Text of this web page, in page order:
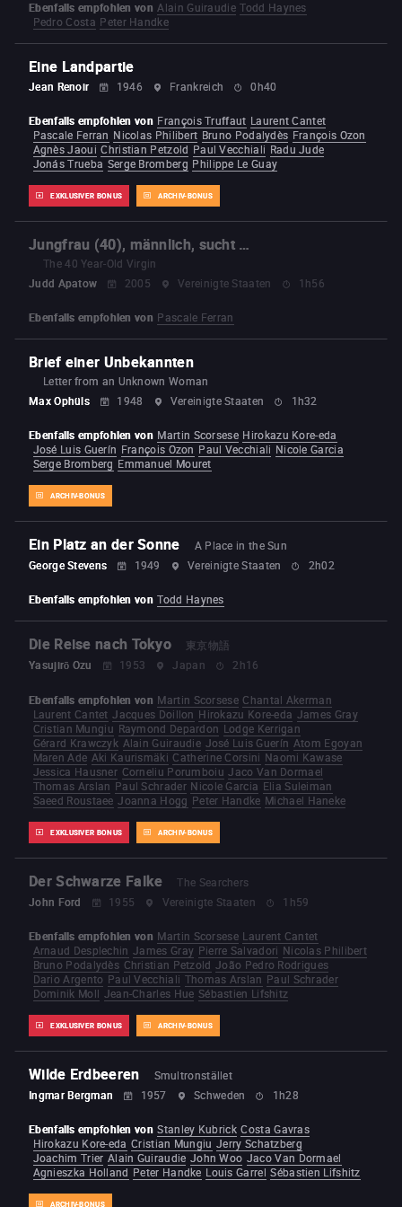
Ebenfalls empfohlen von Alain Guiraudie Todd Haynes
Pedro Costa Peter Handke
Eine Landpartie
Jean Renoir 1946 Frankreich 0h40
EXKLUSIVER BONUS ARCHIV-BONUS
Ebenfalls empfohlen von François Truffaut Laurent Cantet
Pascale Ferran Nicolas Philibert Bruno Podalydès François Ozon
Agnès Jaoui Christian Petzold Paul Vecchiali Radu Jude
Jonás Trueba Serge Bromberg Philippe Le Guay
Jungfrau (40), männlich, sucht …
The 40 Year-Old Virgin
Judd Apatow
2005 Vereinigte Staaten 1h56
Ebenfalls empfohlen von Pascale Ferran
Brief einer Unbekannten
Letter from an Unknown Woman
Max Ophüls
1948 Vereinigte Staaten 1h32
ARCHIV-BONUS
Ebenfalls empfohlen von Martin Scorsese Hirokazu Kore-eda
José Luis Guerín François Ozon Paul Vecchiali Nicole Garcia
Serge Bromberg Emmanuel Mouret
Ein Platz an der Sonne
A Place in the Sun
George Stevens
1949 Vereinigte Staaten 2h02
Ebenfalls empfohlen von Todd Haynes
Die Reise nach Tokyo
東京物語
Yasujirō Ozu
1953 Japan 2h16
EXKLUSIVER BONUS ARCHIV-BONUS
Ebenfalls empfohlen von Martin Scorsese Chantal Akerman
Laurent Cantet Jacques Doillon Hirokazu Kore-eda James Gray
Cristian Mungiu Raymond Depardon Lodge Kerrigan
Gérard Krawczyk Alain Guiraudie José Luis Guerín Atom Egoyan
Maren Ade Aki Kaurismäki Catherine Corsini Naomi Kawase
Jessica Hausner Corneliu Porumboiu Jaco Van Dormael
Thomas Arslan Paul Schrader Nicole Garcia Elia Suleiman
Saeed Roustaee Joanna Hogg Peter Handke Michael Haneke
Der Schwarze Falke
The Searchers
John Ford
1955 Vereinigte Staaten 1h59
EXKLUSIVER BONUS ARCHIV-BONUS
Ebenfalls empfohlen von Martin Scorsese Laurent Cantet
Arnaud Desplechin James Gray Pierre Salvadori Nicolas Philibert
Bruno Podalydès Christian Petzold João Pedro Rodrigues
Dario Argento Paul Vecchiali Thomas Arslan Paul Schrader
Dominik Moll Jean-Charles Hue Sébastien Lifshitz
Wilde Erdbeeren
Smultronstället
Ingmar Bergman
1957 Schweden 1h28
ARCHIV-BONUS
Ebenfalls empfohlen von Stanley Kubrick Costa Gavras
Hirokazu Kore-eda Cristian Mungiu Jerry Schatzberg
Joachim Trier Alain Guiraudie John Woo Jaco Van Dormael
Agnieszka Holland Peter Handke Louis Garrel Sébastien Lifshitz